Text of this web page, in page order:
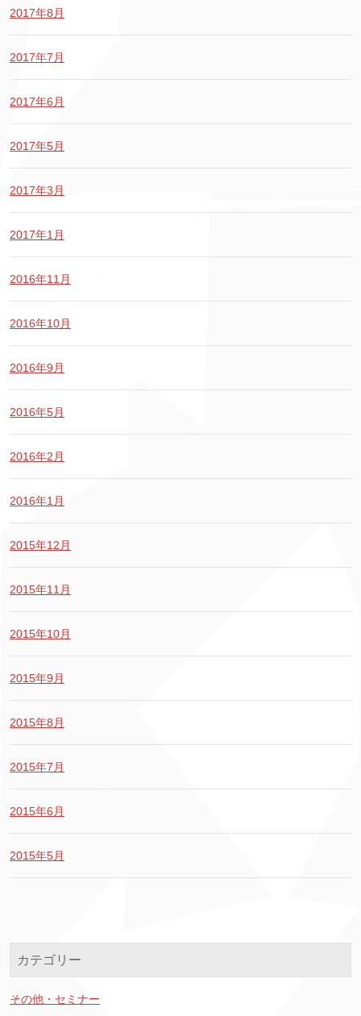
2017年8月
2017年7月
2017年6月
2017年5月
2017年3月
2017年1月
2016年11月
2016年10月
2016年9月
2016年5月
2016年2月
2016年1月
2015年12月
2015年11月
2015年10月
2015年9月
2015年8月
2015年7月
2015年6月
2015年5月
カテゴリー
その他・セミナー